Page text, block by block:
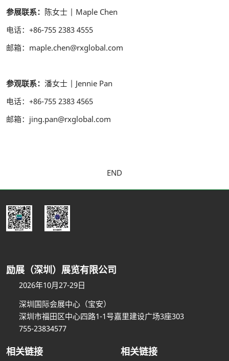
参展联系： 陈女士 | Maple Chen
电话：+86-755 2383 4555
邮箱：maple.chen@rxglobal.com
参观联系： 潘女士 | Jennie Pan
电话：+86-755 2383 4565
邮箱：jing.pan@rxglobal.com
END
励展（深圳）展览有限公司
2026年10月27-29日
深圳国际会展中心（宝安）
深圳市福田区中心四路1-1号嘉里建设广场3座303
755-23834577
相关链接 相关链接